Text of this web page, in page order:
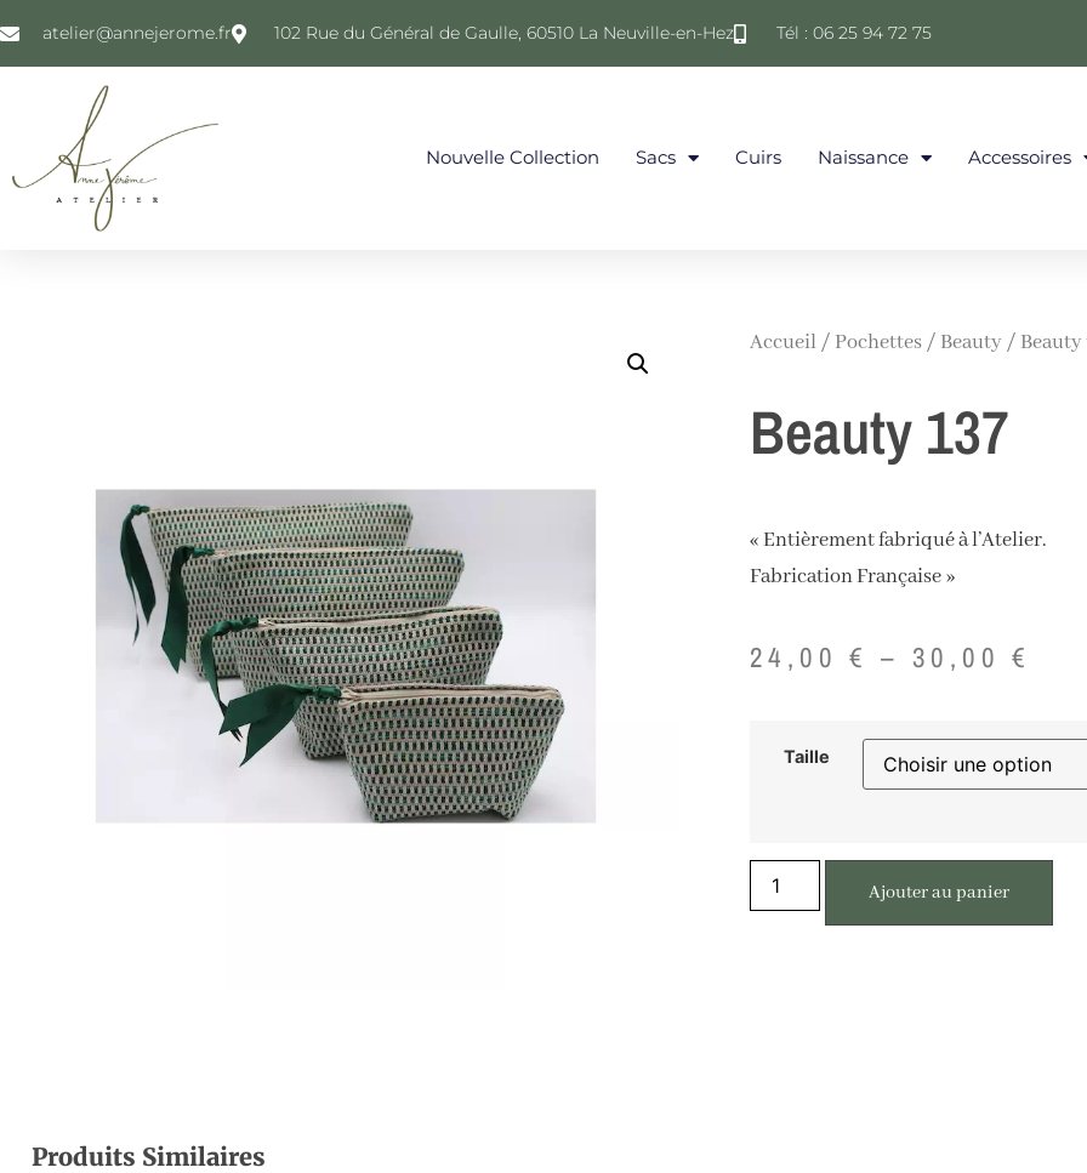
atelier@annejerome.fr 102 Rue du Général de Gaulle, 60510 La Neuville-en-Hez Tél : 06 25 94 72 75
Nouvelle Collection Sacs Cuirs Naissance Accessoires
Accueil / Pochettes / Beauty / Beauty
Beauty 137
« Entièrement fabriqué à l’Atelier.
Fabrication Française »
24,00€ – 30,00€
Taille
Ajouter au panier
Produits Similaires